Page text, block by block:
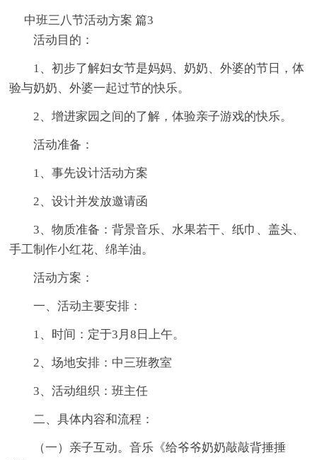
中班三八节活动方案 篇3
活动目的：
1、初步了解妇女节是妈妈、奶奶、外婆的节日，体
验与奶奶、外婆一起过节的快乐。
2、增进家园之间的了解，体验亲子游戏的快乐。
活动准备：
1、事先设计活动方案
2、设计并发放邀请函
3、物质准备：背景音乐、水果若干、纸巾、盖头、
手工制作小红花、绵羊油。
活动方案：
一、活动主要安排：
1、时间：定于3月8日上午。
2、场地安排：中三班教室
3、活动组织：班主任
二、具体内容和流程：
（一）亲子互动。音乐《给爷爷奶奶敲敲背捶捶